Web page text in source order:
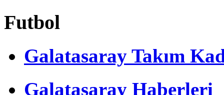
Futbol
Galatasaray Takım
Galatasaray Haberleri